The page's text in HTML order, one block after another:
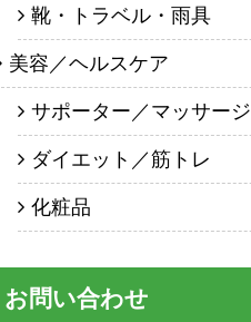
靴・トラベル・雨具
美容／ヘルスケア
サポーター／マッサージ
ダイエット／筋トレ
化粧品
お問い合わせ